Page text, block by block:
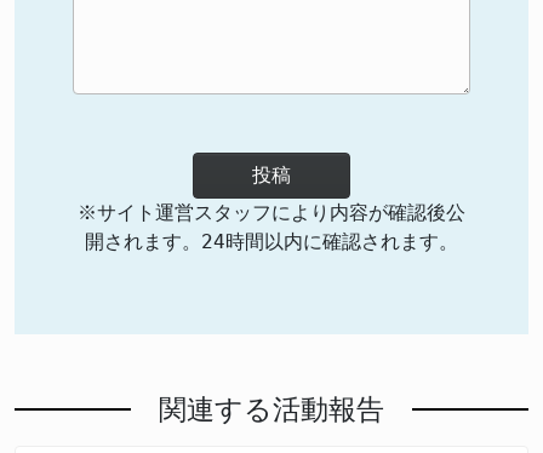
投稿
※サイト運営スタッフにより内容が確認後公
開されます。24時間以内に確認されます。
関連する活動報告